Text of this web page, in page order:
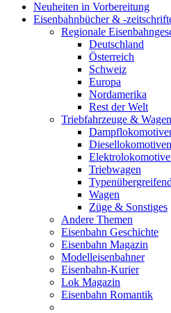
Neuheiten in Vorbereitung
Eisenbahnbücher & -
Regionale
Deutschland
Österreich
Schweiz
Europa
Nordamerika
Rest der Welt
Triebfahrzeuge & Wagen
Diesellokomotiven
Triebwagen
Typenübergreifend
Wagen
Züge & Sonstiges
Andere Themen
Eisenbahn Geschichte
Eisenbahn Magazin
Modelleisenbahner
Eisenbahn-Kurier
Lok Magazin
Eisenbahn Romantik